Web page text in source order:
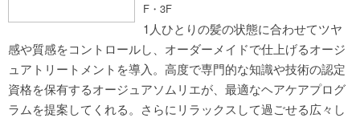
F・3F
1人ひとりの髪の状態に合わせてツヤ
感や質感をコントロールし、オーダーメイドで仕上げるオージ
ュアトリートメントを導入。高度で専門的な知識や技術の認定
資格を保有するオージュアソムリエが、最適なヘアケアプログ
ラムを提案してくれる。さらにリラックスして過ごせる広々し